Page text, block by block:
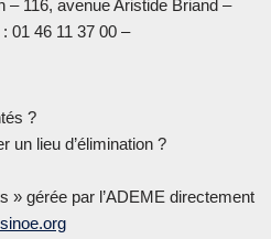
– 116, avenue Aristide Briand –
01 46 11 37 00 –
?
un lieu d’élimination ?
» gérée par l’ADEME directement